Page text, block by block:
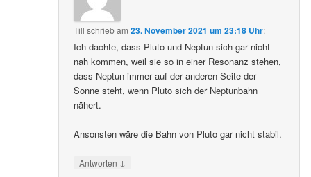
Till schriebam23. November 2021 um 23:18 Uhr:
Ich dachte, dass Pluto und Neptun sich gar nicht
nah kommen, weil sie so in einer Resonanz stehen,
dass Neptun immer auf der anderen Seite der
Sonne steht, wenn Pluto sich der Neptunbahn
nähert.
Ansonsten wäre die Bahn von Pluto gar nicht stabil.
Antworten ↓